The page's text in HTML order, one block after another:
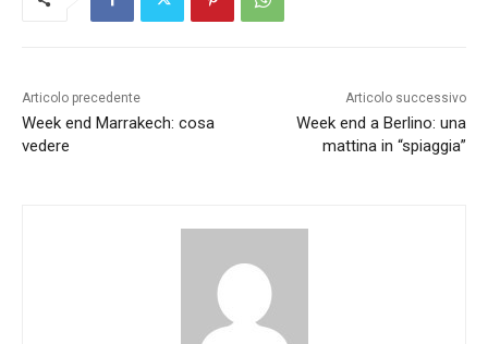
Articolo precedente
Week end Marrakech: cosa
vedere
Articolo successivo
Week end a Berlino: una
mattina in “spiaggia”